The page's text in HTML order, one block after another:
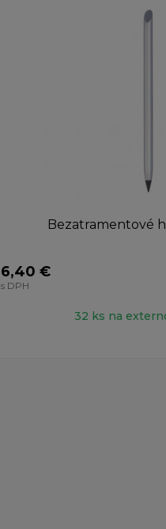
Bezatramentové
6,40 €
s DPH
32 ks na